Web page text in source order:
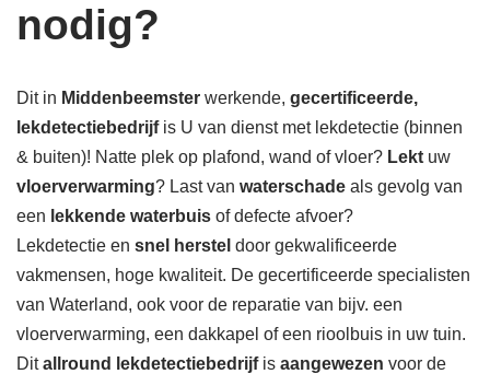
nodig?
Dit in Middenbeemster werkende, gecertificeerde,
lekdetectiebedrijf is U van dienst met lekdetectie (binnen
& buiten)! Natte plek op plafond, wand of vloer? Lekt uw
vloerverwarming? Last van waterschade als gevolg van
een lekkende waterbuis of defecte afvoer?
Lekdetectie en snel herstel door gekwalificeerde
vakmensen, hoge kwaliteit. De gecertificeerde specialisten
van Waterland, ook voor de reparatie van bijv. een
vloerverwarming, een dakkapel of een rioolbuis in uw tuin.
Ditallround lekdetectiebedrijfis aangewezen voor de